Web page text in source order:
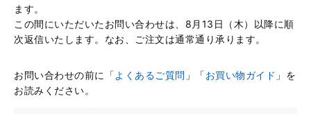
ます。
この間にいただいたお問い合わせは、8月13日（木）以降に順
次返信いたします。なお、ご注文は通常通り承ります。
お問い合わせの前に「よくあるご質問 」「お買い物ガイド 」を
お読みください。